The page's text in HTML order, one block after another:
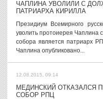
ЧАПЛИНА УВОЛИЛИ С
ПАТРИАРХА КИРИЛЛА
Президиум Всемирного
уволить протоиерея Чаплина
собора является патриарх
Чаплина опубликовано...
12.08.2015, 09:14
МЕДИНСКИЙ ОТКАЗАЛСЯ
СОБОР РПЦ